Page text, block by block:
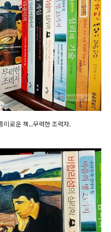
미로운 책...무력한 조력자.